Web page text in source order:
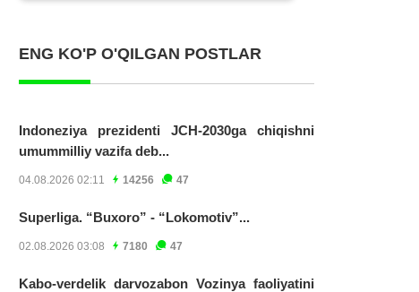
ENG KO'P O'QILGAN POSTLAR
Indoneziya prezidenti JCH-2030ga chiqishni
umummilliy vazifa deb...
04.08.2026 02:11 14256 47
Superliga. “Buxoro” - “Lokomotiv”...
02.08.2026 03:08 7180 47
Kabo-verdelik darvozabon Vozinya faoliyatini